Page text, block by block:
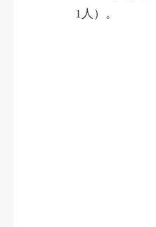
1人 ） 。